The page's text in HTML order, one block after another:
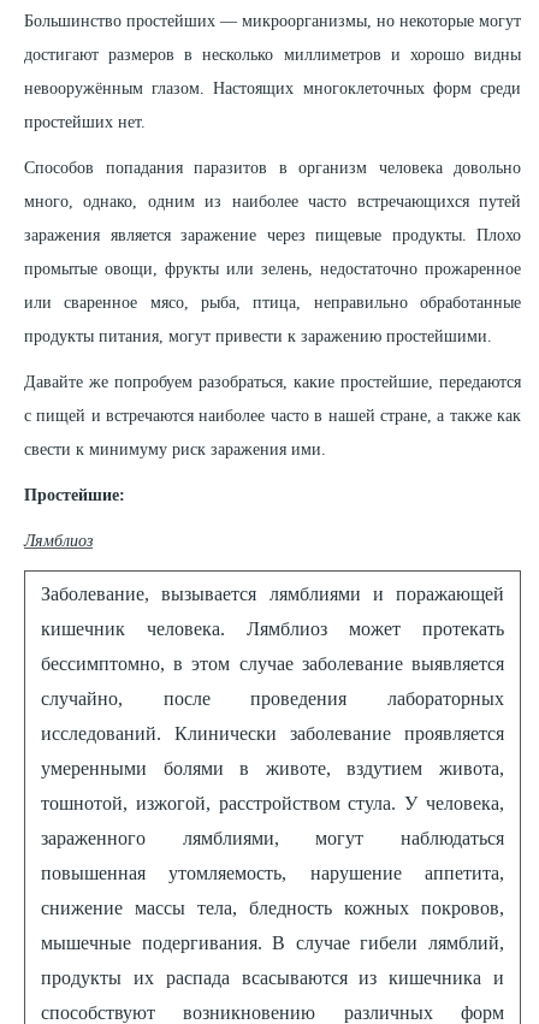
Большинство простейших — микроорганизмы, но некоторые могут
достигают размеров в несколько миллиметров и хорошо видны
невооружённым глазом. Настоящих многоклеточных форм среди
простейших нет.
Способов попадания паразитов в организм человека довольно
много, однако, одним из наиболее часто встречающихся путей
заражения является заражение через пищевые продукты. Плохо
промытые овощи, фрукты или зелень, недостаточно прожаренное
или сваренное мясо, рыба, птица, неправильно обработанные
продукты питания, могут привести к заражению простейшими.
Давайте же попробуем разобраться, какие простейшие, передаются
с пищей и встречаются наиболее часто в нашей стране, а также как
свести к минимуму риск заражения ими.
Простейшие:
Лямблиоз
Заболевание, вызывается лямблиями и поражающей
кишечник человека. Лямблиоз может протекать
бессимптомно, в этом случае заболевание выявляется
случайно, после проведения лабораторных
исследований. Клинически заболевание проявляется
умеренными болями в животе, вздутием живота,
тошнотой, изжогой, расстройством стула. У человека,
зараженного лямблиями, могут наблюдаться
повышенная утомляемость, нарушение аппетита,
снижение массы тела, бледность кожных покровов,
мышечные подергивания. В случае гибели лямблий,
продукты их распада всасываются из кишечника и
способствуют возникновению различных форм